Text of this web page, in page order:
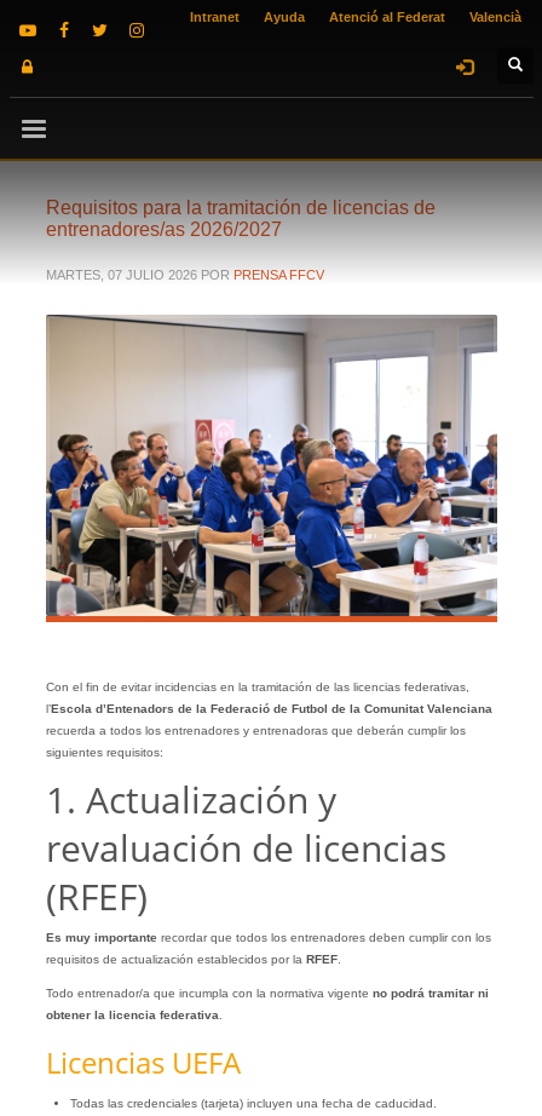
Intranet Ayuda Atenció al Federat Valencià
Requisitos para la tramitación de licencias de
entrenadores/as 2026/2027
MARTES, 07 JULIO 2026 POR PRENSA FFCV
Con el fin de evitar incidencias en la tramitación de las licencias federativas,
l’Escola d’Entenadors de la Federació de Futbol de la Comunitat Valenciana
recuerda a todos los entrenadores y entrenadoras que deberán cumplir los
siguientes requisitos:
1. Actualización y
revaluación de licencias
(RFEF)
Es muy importanterecordar que todos los entrenadores deben cumplir con los
requisitos de actualización establecidos por la RFEF.
Todo entrenador/a que incumpla con la normativa vigente no podrá tramitar ni
obtener la licencia federativa
Licencias UEFA
Todas las credenciales (tarjeta) incluyen una fecha de caducidad.